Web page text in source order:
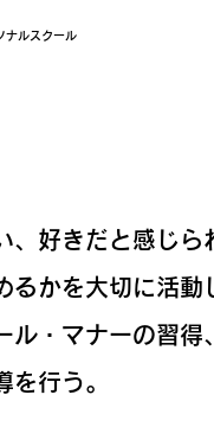
ナルスクール
好きだと感じら
かを大切に活動
・マナーの習得
行う。